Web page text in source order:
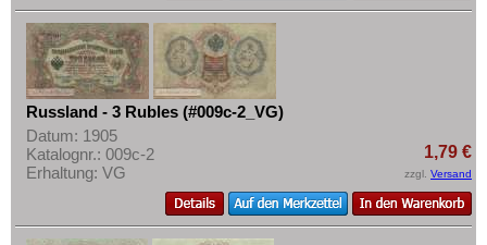
Russland - 3 Rubles (#009c-2_VG)
Datum: 1905
Katalognr.: 009c-2
Erhaltung: VG
1,79 €
zzgl. Versand